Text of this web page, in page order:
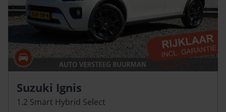
Suzuki Ignis
1.2 Smart Hybrid Select